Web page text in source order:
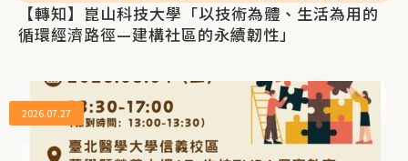
【轉知】崑山科技大學「以技術為體、生活為用的
循環經濟路徑—建構社區的永續韌性」
2026.07.27